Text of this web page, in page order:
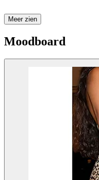
Meer zien
Moodboard